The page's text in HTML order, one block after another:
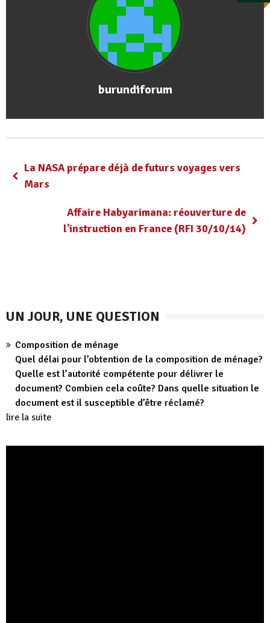
burundiforum
La NASA prépare déjà de futurs voyages vers
Mars
Affaire Habyarimana: réouverture de
l’instruction en France (RFI 30/10/14)
UN JOUR, UNE QUESTION
Composition de ménage
Quel délai pour l’obtention de la composition de ménage?
Quelle est l’autorité compétente pour délivrer le
document? Combien cela coûte? Dans quelle situation le
document est il susceptible d’être réclamé?
lire la suite